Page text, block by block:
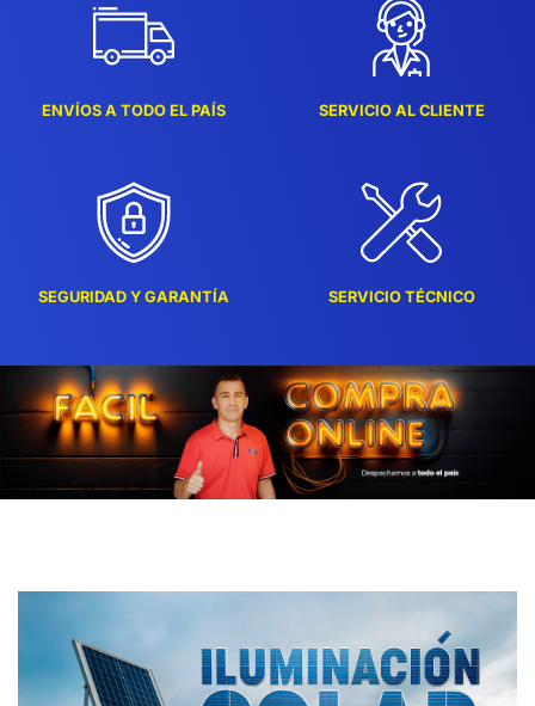
ENVÍOS A TODO EL PAÍS SERVICIO AL CLIENTE
SEGURIDAD Y GARANTÍA SERVICIO TÉCNICO